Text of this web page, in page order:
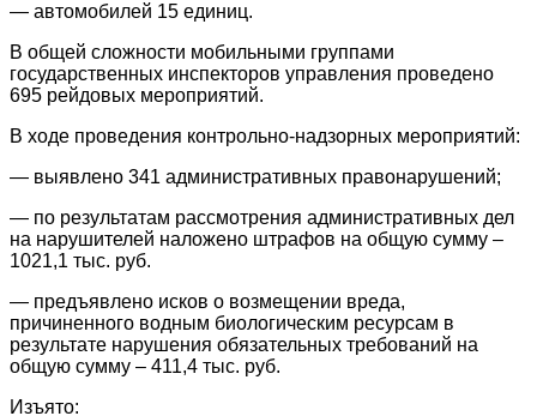
— автомобилей 15 единиц.
В общей сложности мобильными группами
государственных инспекторов управления проведено
695 рейдовых мероприятий.
В ходе проведения контрольно-надзорных мероприятий:
— выявлено 341 административных правонарушений;
— по результатам рассмотрения административных дел
на нарушителей наложено штрафов на общую сумму –
1021,1 тыс. руб.
— предъявлено исков о возмещении вреда,
причиненного водным биологическим ресурсам в
результате нарушения обязательных требований на
общую сумму – 411,4 тыс. руб.
Изъято: